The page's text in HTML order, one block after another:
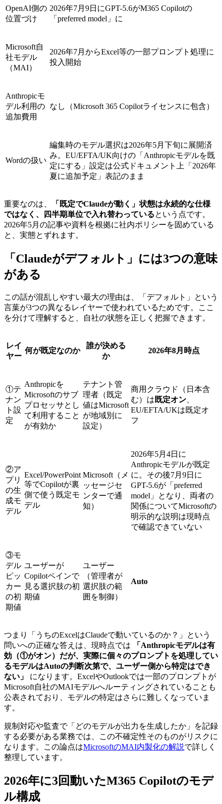
OpenAI側の
位置づけ
2026年7月9日にGPT-5.6がM365 Copilotの
「preferred model」に
Microsoft自
社モデル
（MAI）
2026年7月からExcel等の一部プロンプト処理に
投入開始
Anthropicモ
デル利用の
追加費用
なし（Microsoft 365 Copilotライセンスに包含）
Wordの扱い
編集時のモデル選択は2026年5月下旬に展開済
み。EU/EFTA/UK向けの「Anthropicモデルを既
定にする」設定は公式ドキュメント上「2026年
夏に追加予定」表記のまま
重要なのは、
「既定でClaudeが動く」状態は永続的な仕様
ではなく、四半期単位で入れ替わっているという点です。
2026年5月の記事や資料を根拠に社内ポリシーを固めている
と、実態とずれます。
「Claudeがデフォルト」には3つの意味
がある
この話が混乱しやすい最大の理由は、「デフォルト」という
言葉が3つの異なるレイヤーで使われているためです。ここ
を分けて理解すると、自社の状態を正しく把握できます。
レイ
ヤー
何が既定なのか
誰が決める
か
2026年8月時点
①テ
ナン
ト設
定
Anthropicを
Microsoftのサブ
プロセッサとし
て利用すること
が有効か
テナント管
理者（既定
値はMicrosoft
が地域別に
設定）
商用クラウド（日本含
む）は 既定オン
EU/EFTA/UKは既定オ
フ
②ア
プリ
の生
成モ
デル
Excel/PowerPoint
等でCopilotが裏
側で使う既定モ
デル
Microsoft（メ
ッセージセ
ンターで通
知）
2026年5月4日に
Anthropicモデルが既定
に。その後7月9日に
GPT-5.6が「preferred
model」となり、両者の
関係についてMicrosoftの
明示的な説明は現時点
で確認できていない
③モ
デル
ピッ
カー
の初
期値
ユーザーが
Copilotペインで
見る選択肢の初
期値
ユーザー
（管理者が
選択肢の範
囲を制御）
Auto
つまり「うちのExcelはClaudeで動いているのか？」という
問いへの正確な答えは、現時点では
「Anthropicモデルは有
効（①がオン）だが、実際に個々のプロンプトを処理してい
るモデルはAutoの判断次第で、ユーザー側から特定はでき
ない」
になります。ExcelやOutlookでは一部のプロンプトが
Microsoft自社のMAIモデルへルーティングされていることも
公表されており、モデルの特定はさらに難しくなっていま
す。
規制対応や監査で「どのモデルが出力を生成したか」を記録
する必要がある業務では、この不確定性そのものがリスクに
なります。この論点はMicrosoftのMAI内製化の解説で詳しく
整理しています。
2026年に3回動いたM365 Copilotのモデ
ル構成